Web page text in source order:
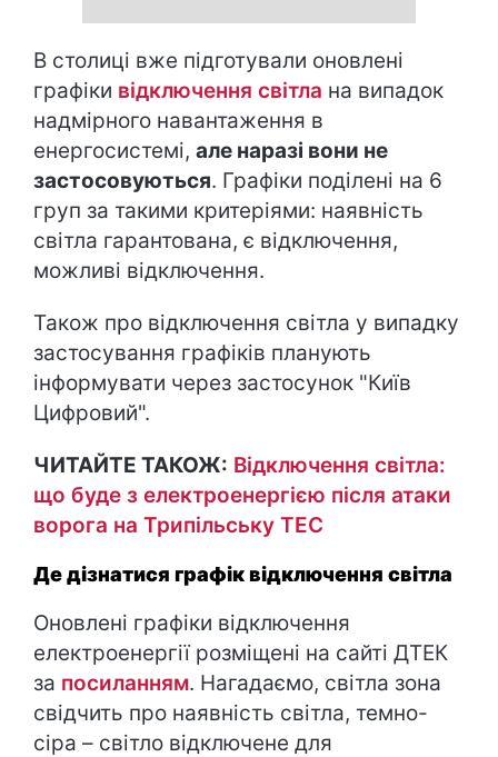
В столиці вже підготували оновлені
графіки відключення світла на випадок
надмірного навантаження в
енергосистемі, але наразі вони не
застосовуються. Графіки поділені на 6
груп за такими критеріями: наявність
світла гарантована, є відключення,
можливі відключення.
Також про відключення світла у випадку
застосування графіків планують
інформувати через застосунок "Київ
Цифровий".
ЧИТАЙТЕ ТАКОЖ: Відключення світла:
що буде з електроенергією після атаки
ворога на Трипільську ТЕС
Де дізнатися графік відключення світла
Оновлені графіки відключення
електроенергії розміщені на сайті ДТЕК
за посиланням. Нагадаємо, світла зона
свідчить про наявність світла, темно-
сіра – світло відключене для